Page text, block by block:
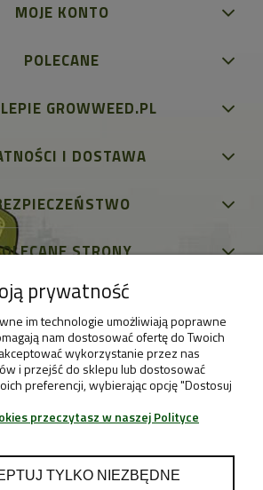
MOJE KONTO
POLECANE
GROWWEED.PL
I DOSTAWA
STRONY
prywatność
im technologie umożliwiają poprawne
nam dostosować ofertę do Twoich
wykorzystanie przez nas
i przejść do sklepu lub dostosować
preferencji, wybierając opcję "Dostosuj
przeczytasz w naszej Polityce
TYLKO NIEZBĘDNE